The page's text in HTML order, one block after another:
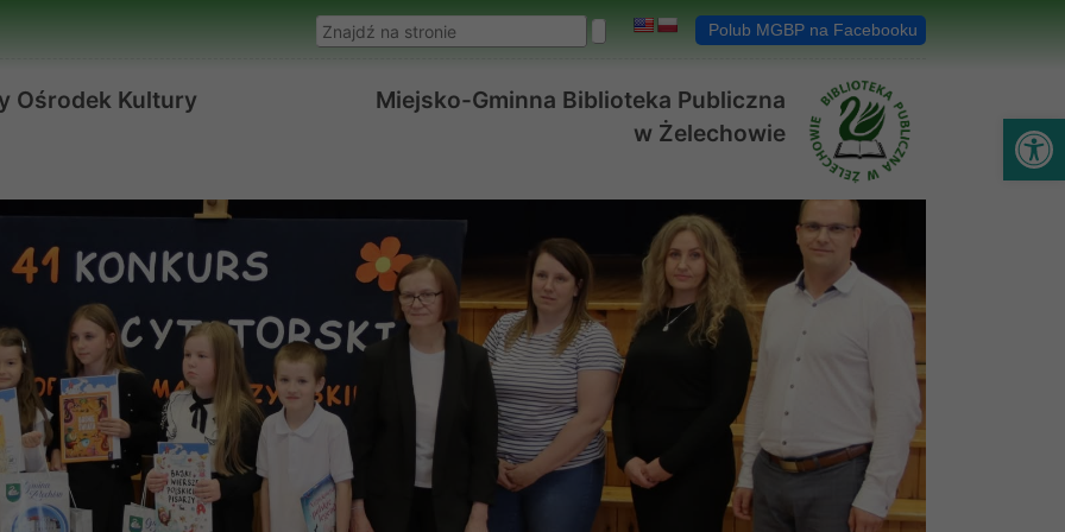
Wyszukaj w serwisie
Polub MGBP na Facebooku
Ośrodek Kultury
Miejsko-Gminna Biblioteka Publiczna
w Żelechowie